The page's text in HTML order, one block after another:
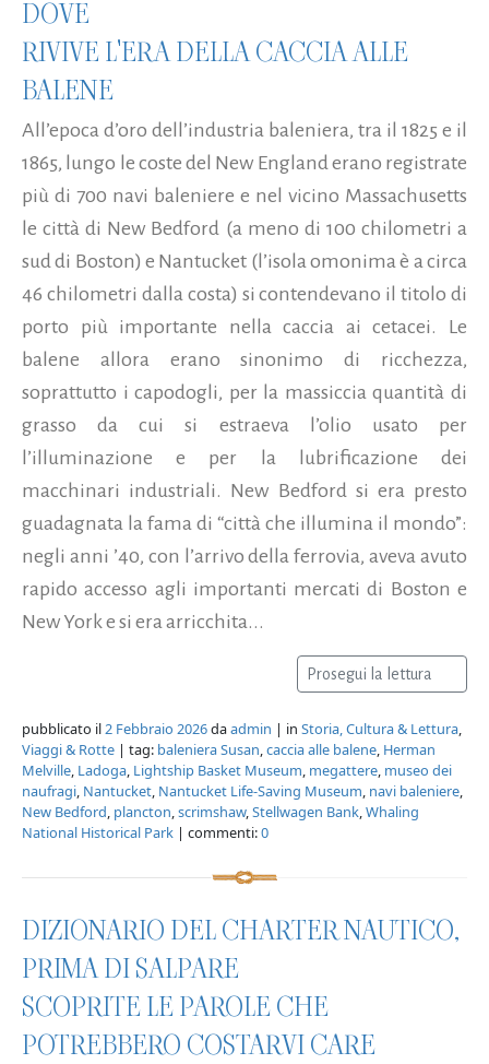
DOVE
RIVIVE L'ERA DELLA CACCIA ALLE
BALENE
All’epoca d’oro dell’industria baleniera, tra il 1825 e il
1865, lungo le coste del New England erano registrate
più di 700 navi baleniere e nel vicino Massachusetts
le città di New Bedford (a meno di 100 chilometri a
sud di Boston) e Nantucket (l’isola omonima è a circa
46 chilometri dalla costa) si contendevano il titolo di
porto più importante nella caccia ai cetacei. Le
balene allora erano sinonimo di ricchezza,
soprattutto i capodogli, per la massiccia quantità di
grasso da cui si estraeva l’olio usato per
l’illuminazione e per la lubrificazione dei
macchinari industriali. New Bedford si era presto
guadagnata la fama di “città che illumina il mondo”:
negli anni ’40, con l’arrivo della ferrovia, aveva avuto
rapido accesso agli importanti mercati di Boston e
New York e si era arricchita...
Prosegui la lettura
pubblicato il2 Febbraio 2026daadmin | in Storia, Cultura & Lettura,
Viaggi & Rotte | tag: baleniera Susan,caccia alle balene, Herman
Melville, Ladoga, Lightship Basket Museum, megattere, museo dei
naufragi, Nantucket, Nantucket Life-Saving Museum, navi baleniere,
New Bedford, plancton,scrimshaw,Stellwagen Bank,Whaling
National Historical Park | commenti:0
DIZIONARIO DEL CHARTER NAUTICO,
PRIMA DI SALPARE
SCOPRITE LE PAROLE CHE
POTREBBERO COSTARVI CARE